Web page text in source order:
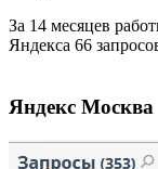
За 14 месяцев
Яндекса 66
Яндекс Москва